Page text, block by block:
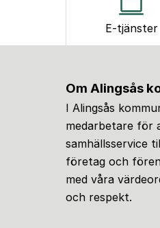
E-tjänster
Om Alingsås
I Alingsås
medarbetare för
samhällsservice
företag och
med våra
och respekt.